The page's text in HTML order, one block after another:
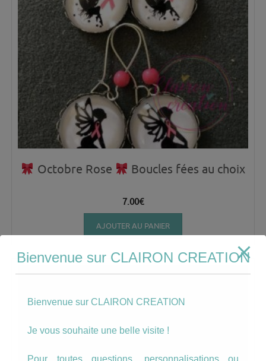
Octobre Rose Boucles fées au choix
7.00€
AJOUTER AU PANIER
Bienvenue sur CLAIRON CREATION
Bienvenue sur CLAIRON CREATION
Je vous souhaite une belle visite !
Pour toutes questions, personnalisations ou